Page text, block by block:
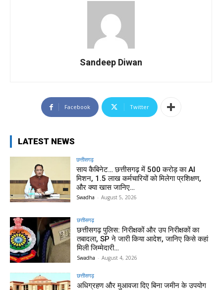
Sandeep Diwan
Facebook Twitter
LATEST NEWS
छत्तीसगढ़
साय कैबिनेट… छत्तीसगढ़ में 500 करोड़ का AI
मिशन, 1.5 लाख कर्मचारियों को मिलेगा प्रशिक्षण,
और क्या खास जानिए…
Swadha - August 5, 2026
छत्तीसगढ़
छत्तीसगढ़ पुलिस: निरीक्षकों और उप निरीक्षकों का
तबादला, SP ने जारी किया आदेश, जानिए किसे कहां
मिली जिम्मेदारी…
Swadha - August 4, 2026
छत्तीसगढ़
अधिग्रहण और मुआवजा दिए बिना जमीन के उपयोग